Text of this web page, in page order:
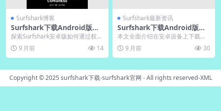
Surfshark博客
Surfshark下载Android版权
限最小化｜Surfshark官网隐
私模式
探索Surfshark安卓版如何通过权限
最小化策略强化隐私保护，仅获取
网络连接等...
9 月前 14
Surfshark最新资讯
Surfshark下载Android版可
拆分隧道｜官网教程
本文全面介绍在安卓设备上下载和
配置Surfshark拆分隧道功能的完整
流程，帮助...
9 月前 30
Copyright © 2025surfshark下载-surfshark官网 - All rights reserved-XML